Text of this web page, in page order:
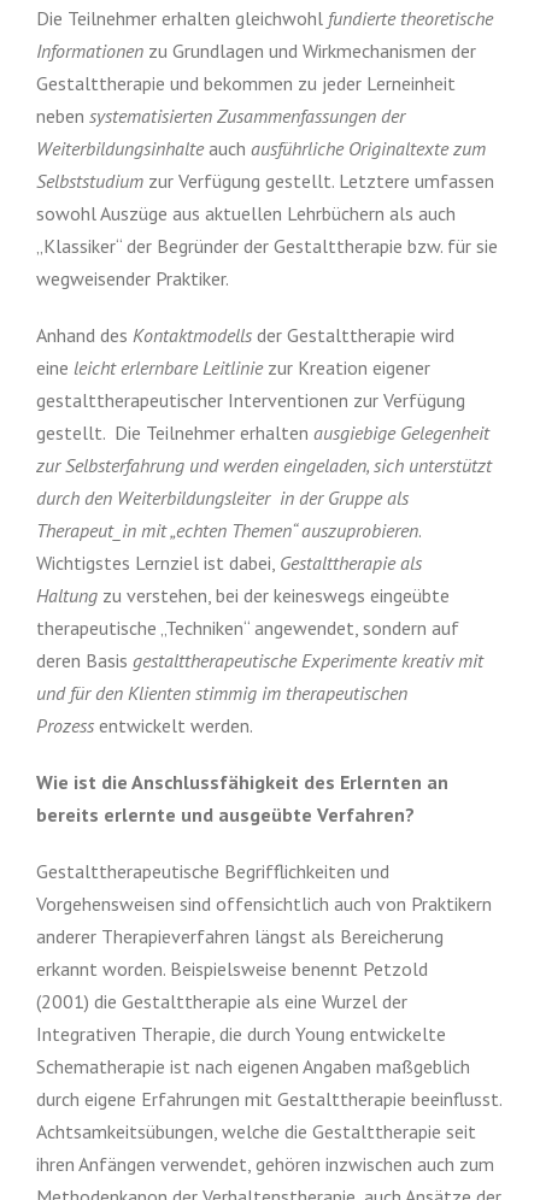
Die Teilnehmer erhalten gleichwohl fundierte theoretische
Informationen zu Grundlagen und Wirkmechanismen der
Gestalttherapie und bekommen zu jeder Lerneinheit
neben systematisierten Zusammenfassungen der
Weiterbildungsinhalteauch ausführliche Originaltexte zum
Selbststudium zur Verfügung gestellt. Letztere umfassen
sowohl Auszüge aus aktuellen Lehrbüchern als auch
„Klassiker“ der Begründer der Gestalttherapie bzw. für sie
wegweisender Praktiker.
Anhand des Kontaktmodells der Gestalttherapie wird
eine leicht erlernbare Leitliniezur Kreation eigener
gestalttherapeutischer Interventionen zur Verfügung
gestellt. Die Teilnehmer erhalten ausgiebige Gelegenheit
zur Selbsterfahrung und werden eingeladen, sich unterstützt
durch den Weiterbildungsleiter in der Gruppe als
Therapeut_in mit „echten Themen“ auszuprobieren.
Wichtigstes Lernziel ist dabei, Gestalttherapie als
Haltung zu verstehen, bei der keineswegs eingeübte
therapeutische „Techniken“ angewendet, sondern auf
deren Basis gestalttherapeutische Experimente kreativ mit
und für den Klienten stimmig im therapeutischen
Prozess entwickelt werden.
Wie ist die Anschlussfähigkeit des Erlernten an
bereits erlernte und ausgeübte Verfahren?
Gestalttherapeutische Begrifflichkeiten und
Vorgehensweisen sind offensichtlich auch von Praktikern
anderer Therapieverfahren längst als Bereicherung
erkannt worden. Beispielsweise benennt Petzold
(2001) die Gestalttherapie als eine Wurzel der
Integrativen Therapie, die durch Young entwickelte
Schematherapie ist nach eigenen Angaben maßgeblich
durch eigene Erfahrungen mit Gestalttherapie beeinflusst.
Achtsamkeitsübungen, welche die Gestalttherapie seit
ihren Anfängen verwendet, gehören inzwischen auch zum